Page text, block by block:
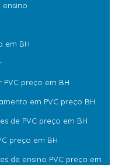
ensino
em BH
preço em BH
em PVC preço BH
de PVC preço em BH
preço em BH
de ensino PVC preço em